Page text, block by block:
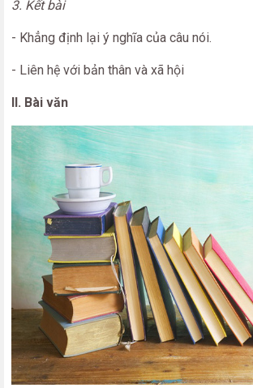
3. Kết bài
- Khẳng định lại ý nghĩa của câu nói.
- Liên hệ với bản thân và xã hội
II. Bài văn